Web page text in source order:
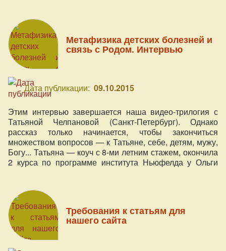
Метафизика детских болезней и
связь с Родом. Интервью
Дата публикации: 09.10.2015
Этим интервью завершается наша видео-трилогия с
Татьяной Челпановой (Санкт-Петербург). Однако
рассказ только начинается, чтобы закончиться
множеством вопросов — к Татьяне, себе, детям, мужу,
Богу... Татьяна — коуч с 8-ми летним стажем, окончила
2 курса по программе института Ньюфелда у Ольги
родителей, кото
Требования к статьям для
нашего сайта